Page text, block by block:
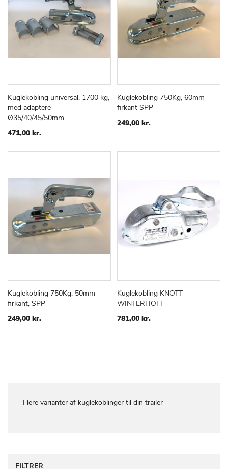
Flere varianter af kuglekoblinger til din trailer
Læg i kurv
TILFØJ
SAMMENLIGN
Kuglekobling universal, 1700 kg,
med adaptere -
Ø35/40/45/50mm
471,00 kr.
Læg i kurv
TILFØJ
Kuglekobling 750Kg, 60mm
firkant SPP
249,00 kr.
Læg i kurv
TILFØJSAMMENLIGN
Kuglekobling 750Kg, 50mm
firkant, SPP
249,00 kr.
Læg i kurv
TILFØJ
Kuglekobling KNOTT-
WINTERHOFF
781,00 kr.
FILTRER